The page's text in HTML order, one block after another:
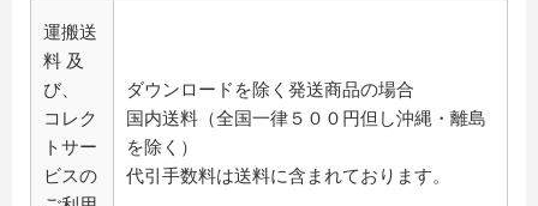
運搬送
料 及
び、
コレク
トサー
ビスの
ダウンロードを除く発送商品の場合
国内送料（全国一律５００円但し沖縄・離島
を除く）
代引手数料は送料に含まれております。